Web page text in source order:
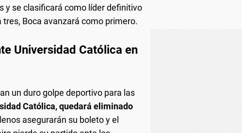
y se clasificará como líder definitivo
tres, Boca avanzará como primero.
Universidad Católica en
un duro golpe deportivo para las
Católica, quedará eliminado
asegurarán su boleto y el